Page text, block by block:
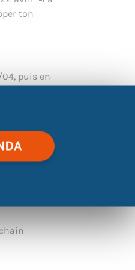
ton
puis en
un